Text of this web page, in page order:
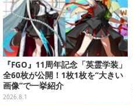
『FGO』11周年記念「英霊学装」
全60枚が公開！1枚1枚を“大きい
画像”で一挙紹介
2026.8.1